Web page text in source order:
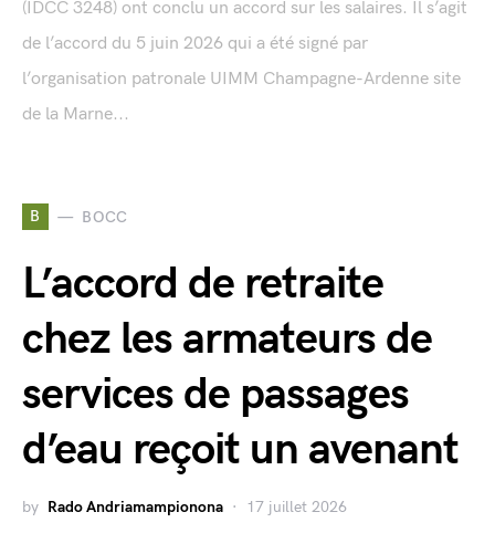
(IDCC 3248) ont conclu un accord sur les salaires. Il s’agit
de l’accord du 5 juin 2026 qui a été signé par
l’organisation patronale UIMM Champagne-Ardenne site
de la Marne...
B BOCC
L’accord de retraite
chez les armateurs de
services de passages
d’eau reçoit un avenant
by Rado Andriamampionona 17 juillet 2026